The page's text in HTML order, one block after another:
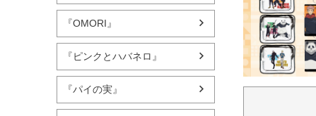
『OMORI』
『ピンクとハバネロ』
『パイの実』